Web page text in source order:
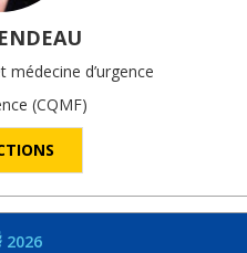
d’urgence
(CQMF)
2026